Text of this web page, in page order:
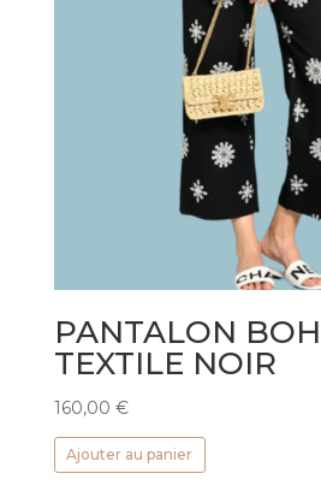
PANTALON
TEXTILE NOIR
160,00 €
Ajouter au panier